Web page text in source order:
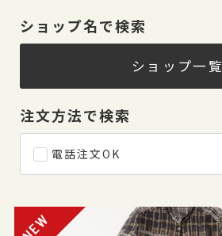
ショップ名で検索
ショップ一覧
注文方法で検索
電話注文OK